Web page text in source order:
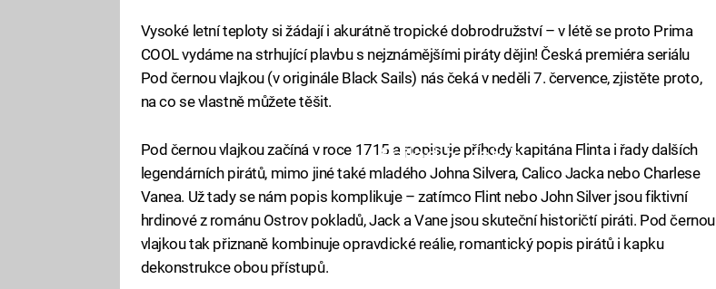
Vysoké letní teploty si žádají i akurátně tropické dobrodružství – v létě se proto Prima
COOL vydáme na strhující plavbu s nejznámějšími piráty dějin! Česká premiéra seriálu
Pod černou vlajkou (v originále Black Sails) nás čeká v neděli 7. července, zjistěte proto,
na co se vlastně můžete těšit.
Failed to fetch
Pod černou vlajkou začíná v roce 1715 a popisuje příhody kapitána Flinta i řady dalších
legendárních pirátů, mimo jiné také mladého Johna Silvera, Calico Jacka nebo Charlese
Vanea. Už tady se nám popis komplikuje – zatímco Flint nebo John Silver jsou fiktivní
hrdinové z románu Ostrov pokladů, Jack a Vane jsou skuteční historičtí piráti. Pod černou
vlajkou tak přiznaně kombinuje opravdické reálie, romantický popis pirátů i kapku
dekonstrukce obou přístupů.